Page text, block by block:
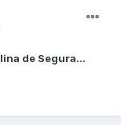
de Segura...